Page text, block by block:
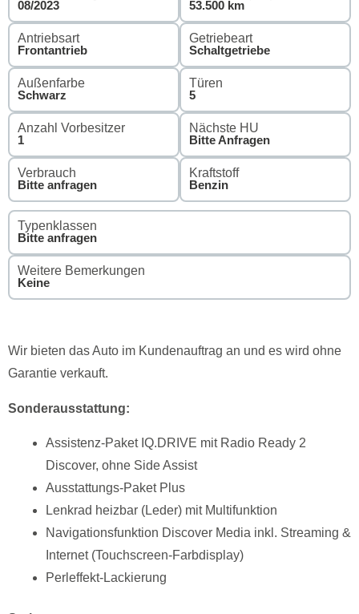
08/2023 53.500 km
Antriebsart
Frontantrieb
Getriebeart
Schaltgetriebe
Außenfarbe
Schwarz
Türen
5
Anzahl Vorbesitzer
1
Nächste HU
Bitte Anfragen
Verbrauch
Bitte anfragen
Kraftstoff
Benzin
Typenklassen
Bitte anfragen
Weitere Bemerkungen
Keine
Wir bieten das Auto im Kundenauftrag an und es wird ohne
Garantie verkauft.
Sonderausstattung:
Assistenz-Paket IQ.DRIVE mit Radio Ready 2
Discover, ohne Side Assist
Ausstattungs-Paket Plus
Lenkrad heizbar (Leder) mit Multifunktion
Navigationsfunktion Discover Media inkl. Streaming &
Internet (Touchscreen-Farbdisplay)
Perleffekt-Lackierung